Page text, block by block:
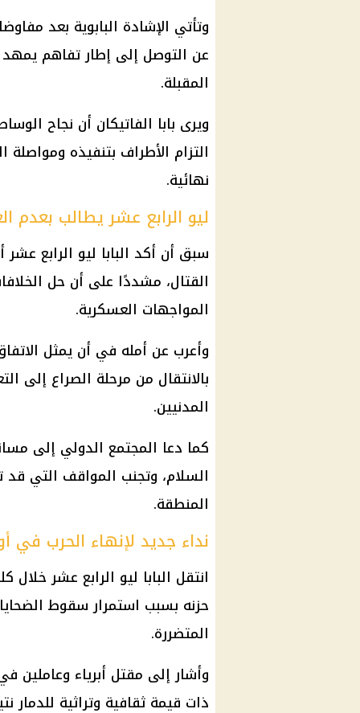
وتأتي الإشادة البابوية بعد
عن التوصل إلى إطار تفاهم يمهد
المقبلة.
ويرى بابا الفاتيكان أن نجاح
التزام الأطراف بتنفيذه
نهائية.
ليو الرابع عشر يطالب بعدم
سبق أن أكد البابا ليو الرابع
القتال، مشددًا على أن حل
المواجهات العسكرية.
وأعرب عن أمله في أن يمثل
بالانتقال من مرحلة الصراع
المدنيين.
كما دعا المجتمع الدولي إلى
السلام، وتجنب المواقف التي قد
المنطقة.
نداء جديد لإنهاء الحرب في
انتقل البابا ليو الرابع عشر
حزنه بسبب استمرار سقوط
المتضررة.
وأشار إلى مقتل أبرياء
ذات قيمة ثقافية وتراثية للدمار